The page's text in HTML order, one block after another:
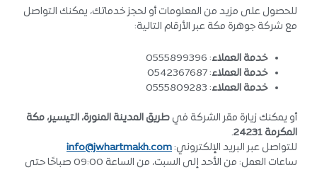
للحصول على مزيد من المعلومات أو لحجز خدماتك، يمكنك التواصل
مع شركة جوهرة مكة عبر الأرقام التالية:
خدمة العملاء: 0555899396
خدمة العملاء: 0542367687
خدمة العملاء: 0555809283
أو يمكنك زيارة مقر الشركة في طريق المدينة المنورة، التيسير، مكة
المكرمة 24231
.
للتواصل عبر البريد الإلكتروني:info@jwhartmakh.com
ساعات العمل: من الأحد إلى السبت، من الساعة 09:00 صباحًا حتى